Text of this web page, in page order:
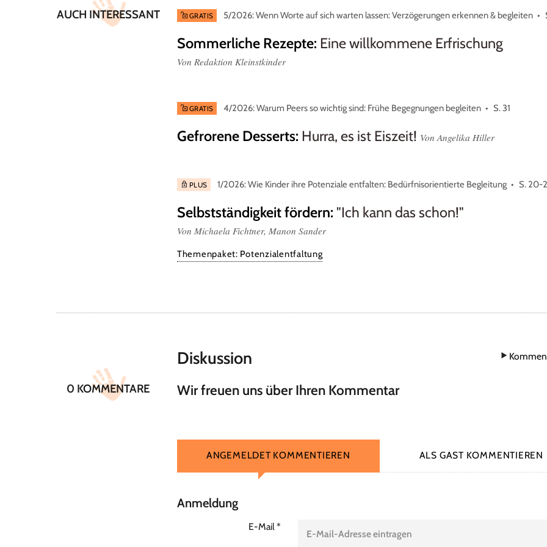
AUCH INTERESSANT GRATIS 5/2026: Wenn Worte auf sich warten lassen: Verzögerungen erkennen & begleiten
Sommerliche Rezepte: Eine willkommene Erfrischung
Von Redaktion Kleinstkinder
GRATIS 4/2026: Warum Peers so wichtig sind: Frühe Begegnungen begleiten S. 31
Gefrorene Desserts: Hurra, es ist Eiszeit! Von Angelika Hiller
PLUS 1/2026: Wie Kinder ihre Potenziale entfalten: Bedürfnisorientierte Begleitung S. 20-
Selbstständigkeit fördern: "Ich kann das schon!"
Von Michaela Fichtner, Manon Sander
Themenpaket: Potenzialentfaltung
Diskussion
0 KOMMENTARE Wir freuen uns über Ihren Kommentar
ANGEMELDET KOMMENTIEREN ALS GAST KOMMENTIEREN
Anmeldung
E-Mail*